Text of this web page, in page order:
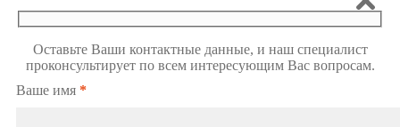
Оставьте Ваши контактные данные, и наш специалист
проконсультирует по всем интересующим Вас вопросам.
Ваше имя *